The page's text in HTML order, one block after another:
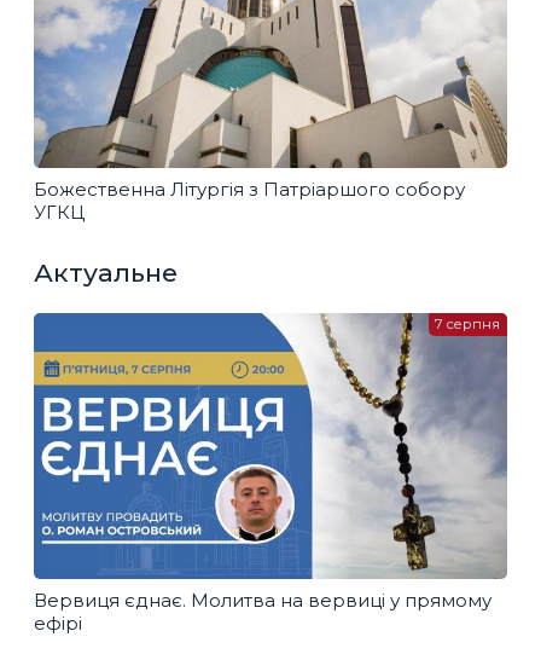
Божественна Літургія з Патріаршого собору
УГКЦ
Актуальне
Вервиця єднає. Молитва на вервиці у прямому
ефірі
7 серпня